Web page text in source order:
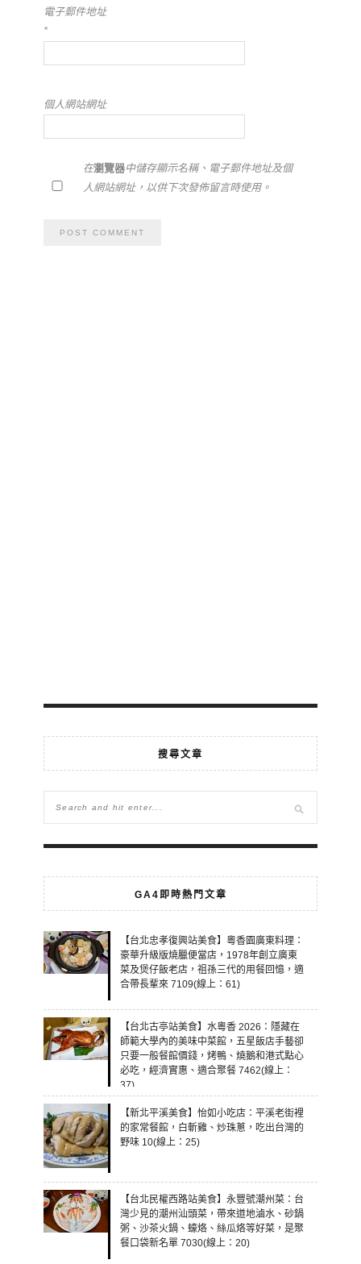
電子郵件地址
*
個人網站網址
在瀏覽器中儲存顯示名稱、電子郵件地址及個
人網站網址，以供下次發佈留言時使用。
搜尋文章
GA4即時熱門文章
【台北忠孝復興站美食】粵香園廣東料理：
豪華升級版燒臘便當店，1978年創立廣東
菜及煲仔飯老店，祖孫三代的用餐回憶，適
合帶長輩來 7109(線上：61)
【台北古亭站美食】水粵香 2026：隱藏在
師範大學內的美味中菜館，五星飯店手藝卻
只要一般餐館價錢，烤鴨、燒鵝和港式點心
必吃，經濟實惠、適合聚餐 7462(線上：
37)
【新北平溪美食】怡如小吃店：平溪老街裡
的家常餐館，白斬雞、炒珠蔥，吃出台灣的
野味 10(線上：25)
【台北民權西路站美食】永豐號潮州菜：台
灣少見的潮州汕頭菜，帶來道地滷水、砂鍋
粥、沙茶火鍋、蠔烙、絲瓜烙等好菜，是聚
餐口袋新名單 7030(線上：20)